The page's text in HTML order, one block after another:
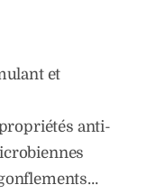
et
propriétés anti-